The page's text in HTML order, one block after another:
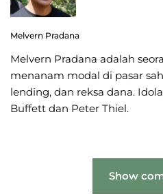
Melvern Pradana
Melvern Pradana adalah
menanam modal di pasar
lending, dan reksa dana.
Buffett dan Peter Thiel.
Show